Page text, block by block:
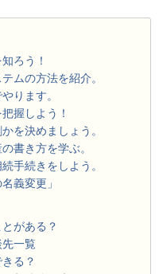
ろう！
ムの方法を紹介。
ります。
握しよう！
を決めましょう。
書き方を学ぶ。
手続きをしよう。
義変更」
がある？
一覧
る？